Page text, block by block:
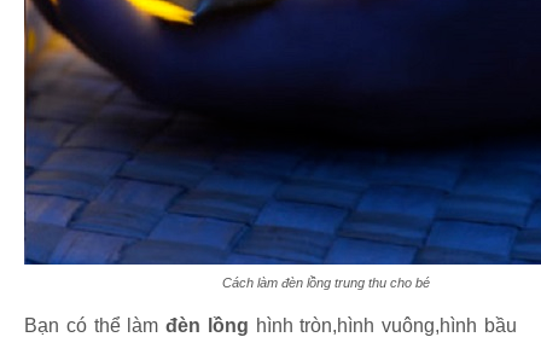
Cách làm đèn lồng trung thu cho bé
Bạn có thể làmđèn lồng hình tròn,hình vuông,hình bầu